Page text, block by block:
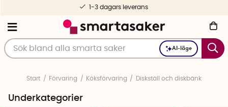
AI-läge
Fri frakt fr. 499 kr
Start Förvaring Köksförvaring Diskställ och diskbänk
Underkategorier